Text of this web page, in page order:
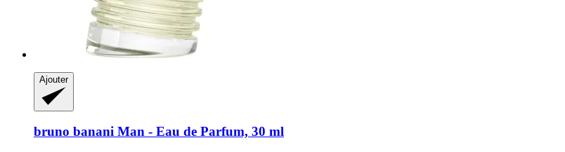
Ajouter
bruno banani Man -​ Eau de Parfum, 30 ml